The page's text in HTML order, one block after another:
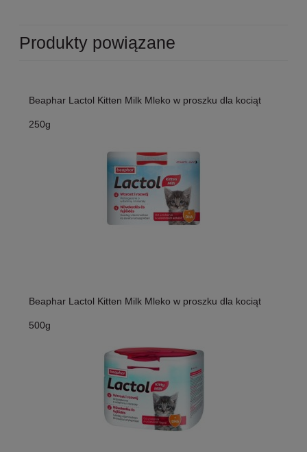
Produkty powiązane
Beaphar Lactol Kitten Milk Mleko w proszku dla kociąt
250g
Beaphar Lactol Kitten Milk Mleko w proszku dla kociąt
500g